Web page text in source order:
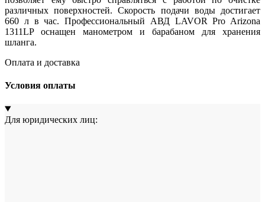
различных поверхностей. Скорость подачи воды достигает
660 л в час. Профессиональный АВД LAVOR Pro Arizona
1311LP оснащен манометром и барабаном для хранения
шланга.
Оплата и доставка
Условия оплаты
Для юридических лиц: